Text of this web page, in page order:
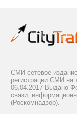
СМИ сетевое
регистрации СМИ
06.04.2017 Выдано
связи,
(Роскомнадзор).